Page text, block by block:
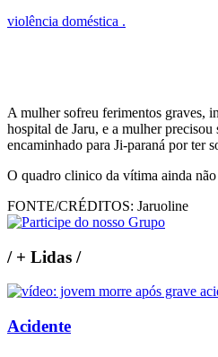
violência doméstica .
A mulher sofreu ferimentos graves,
hospital de Jaru, e a mulher
encaminhado para Ji-paraná por ter
O quadro clinico da vítima ainda
FONTE/CRÉDITOS: Jaruoline
/+ Lidas /
Acidente